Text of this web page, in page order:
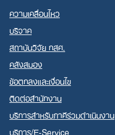
ความเคลื่อนไหว
บริจาค
สถาบันวิจัย กสศ.
คลังสมอง
ข้อตกลงและเงื่อนไข
ติดต่อสำนักงาน
บริการสำหรับภาคีร่วมดำเนินงาน
บริการ/E-Service